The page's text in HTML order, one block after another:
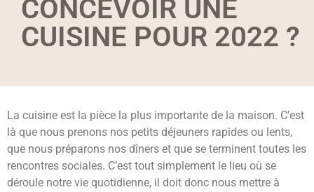
CONCEVOIR UNE
CUISINE POUR 2022 ?
La cuisine est la pièce la plus importante de la maison. C’est
là que nous prenons nos petits déjeuners rapides ou lents,
que nous préparons nos dîners et que se terminent toutes les
rencontres sociales. C’est tout simplement le lieu où se
déroule notre vie quotidienne, il doit donc nous mettre à